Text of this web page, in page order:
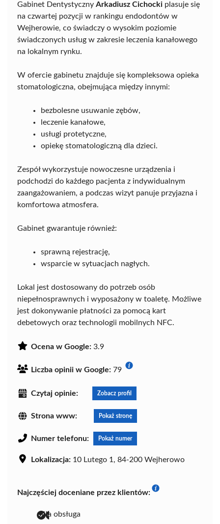
Gabinet Dentystyczny Arkadiusz Cichocki plasuje się
na czwartej pozycji w rankingu endodontów w
Wejherowie, co świadczy o wysokim poziomie
świadczonych usług w zakresie leczenia kanałowego
na lokalnym rynku.
W ofercie gabinetu znajduje się kompleksowa opieka
stomatologiczna, obejmująca między innymi:
bezbolesne usuwanie zębów,
leczenie kanałowe,
usługi protetyczne,
opiekę stomatologiczną dla dzieci.
Zespół wykorzystuje nowoczesne urządzenia i
podchodzi do każdego pacjenta z indywidualnym
zaangażowaniem, a podczas wizyt panuje przyjazna i
komfortowa atmosfera.
Gabinet gwarantuje również:
sprawną rejestrację,
wsparcie w sytuacjach nagłych.
Lokal jest dostosowany do potrzeb osób
niepełnosprawnych i wyposażony w toaletę. Możliwe
jest dokonywanie płatności za pomocą kart
debetowych oraz technologii mobilnych NFC.
Ocena w Google: 3.9
Liczba opinii w Google: 79
Czytaj opinie: Zobacz profil
Strona www: Pokaż stronę
Numer telefonu: Pokaż numer
Lokalizacja: 10 Lutego 1, 84-200 Wejherowo
Najczęściej doceniane przez klientów:
miła obsługa